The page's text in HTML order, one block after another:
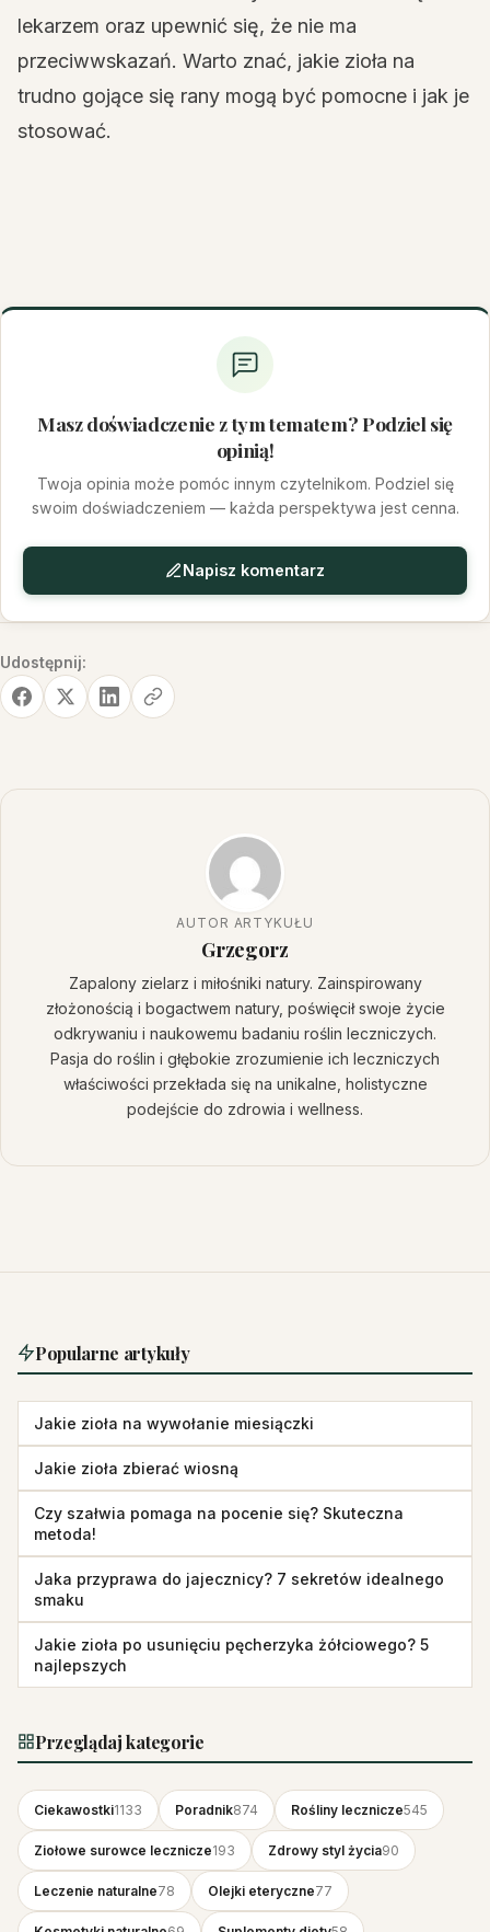
lekarzem oraz upewnić się, że nie ma
przeciwwskazań. Warto znać, jakie zioła na
trudno gojące się rany mogą być pomocne i jak je
stosować.
Masz doświadczenie z tym tematem? Podziel się
opinią!
Twoja opinia może pomóc innym czytelnikom. Podziel się
swoim doświadczeniem — każda perspektywa jest cenna.
Napisz komentarz
Udostępnij:
AUTOR ARTYKUŁU
Grzegorz
Zapalony zielarz i miłośniki natury. Zainspirowany
złożonością i bogactwem natury, poświęcił swoje życie
odkrywaniu i naukowemu badaniu roślin leczniczych.
Pasja do roślin i głębokie zrozumienie ich leczniczych
właściwości przekłada się na unikalne, holistyczne
podejście do zdrowia i wellness.
Popularne artykuły
Jakie zioła na wywołanie miesiączki
Jakie zioła zbierać wiosną
Czy szałwia pomaga na pocenie się? Skuteczna
metoda!
Jaka przyprawa do jajecznicy? 7 sekretów idealnego
smaku
Jakie zioła po usunięciu pęcherzyka żółciowego? 5
najlepszych
Przeglądaj kategorie
Ciekawostki1133 Poradnik874 Rośliny lecznicze545
Ziołowe surowce lecznicze193 Zdrowy styl życia90
Leczenie naturalne78 Olejki eteryczne77